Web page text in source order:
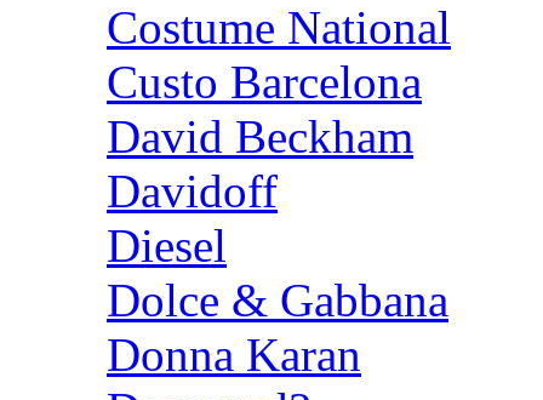
Costume National
Custo Barcelona
David Beckham
Davidoff
Diesel
Dolce & Gabbana
Donna Karan